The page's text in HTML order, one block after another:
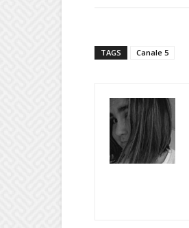
TAGS Canale 5